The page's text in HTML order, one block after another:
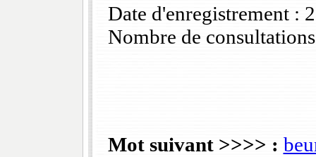
Date d'enregistrement :
Nombre de
Mot suivant >>>> :